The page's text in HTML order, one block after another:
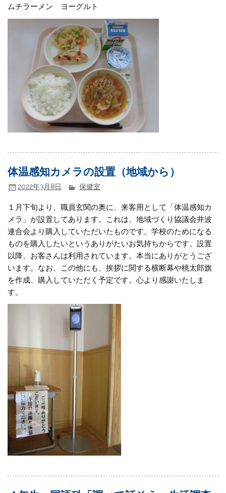
ムチラーメン ヨーグルト
体温感知カメラの設置（地域から）
2022年3月8日 保健室
１月下旬より、職員玄関の奥に、来客用として「体温感知カ
メラ」が設置してあります。これは、地域づくり協議会井波
連合会より購入していただいたものです。学校のためになる
ものを購入したいというありがたいお気持ちからです。設置
以降、お客さんは利用されています。本当にありがとうござ
います。なお、この他にも、挨拶に関する横断幕や桃太郎旗
を作成、購入していただく予定です。心より感謝いたしま
す。